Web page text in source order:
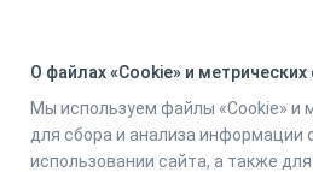
О файлах «Cookie» и метрических
Мы используем файлы «Cookie» и
для сбора и анализа информации
использовании сайта, а также